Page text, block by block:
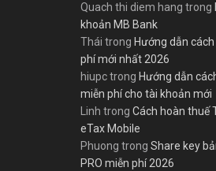
Quach thi diem hang trong
khoản MB Bank
Thái trong Hướng dẫn
phí mới nhất 2026
hiupctrong Hướng dẫn
miễn phí cho tài khoản mới
Linh trong Cách hoàn thuế
eTax Mobile
Phuong trong Share key
PRO miễn phí 2026